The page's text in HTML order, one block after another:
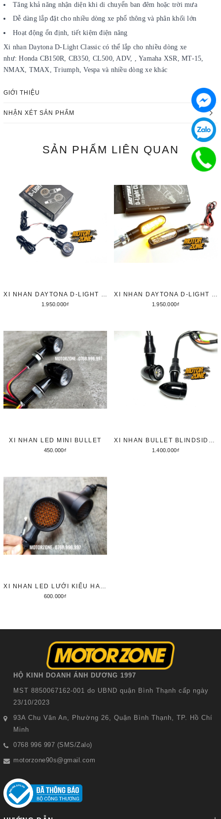
Tăng khả năng nhận diện khi di chuyển ban đêm hoặc trời mưa
Dễ dàng lắp đặt cho nhiều dòng xe phổ thông và phân khối lớn
Hoạt động ổn định, tiết kiệm điện năng
Xi nhan Daytona D-Light Classic có thể lắp cho nhiều dòng xe
như: Honda CB150R, CB350, CL500, ADV, , Yamaha XSR, MT-15,
NMAX, TMAX, Triumph, Vespa và nhiều dòng xe khác
GIỚI THIỆU
NHẬN XÉT SẢN PHẨM
SẢN PHẨM LIÊN QUAN
1.950.000₫ 1.950.000₫
XI NHAN LED MINI BULLET
450.000₫ 1.400.000₫
600.000₫
HỘ KINH DOANH ÁNH DƯƠNG 1997
MST 8850067162-001 do UBND quận Bình Thạnh cấp ngày
23/10/2023
93A Chu Văn An, Phường 26, Quận Bình Thạnh, TP. Hồ Chí
Minh
0768 996 997 (SMS/Zalo)
motorzone90s@gmail.com